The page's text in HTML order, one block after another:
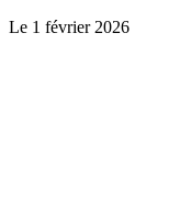
Le 1 février 2026